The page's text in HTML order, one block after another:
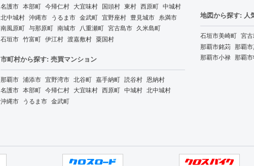
名護市 本部町 今帰仁村 大宜味村 国頭村 東村 西原町 中城村
北中城村 沖縄市 うるま市 金武町 宜野座村 豊見城市 糸満市
南風原町 与那原町 南城市 八重瀬町 宮古島市 久米島町
石垣市 竹富町 伊江村 渡嘉敷村 粟国村
市町村から探す: 売買マンション
那覇市 浦添市 宜野湾市 北谷町 嘉手納町 読谷村 恩納村
名護市 本部町 今帰仁村 大宜味村 西原町 中城村 北中城村
沖縄市 うるま市 金武町
地図から探す: 人
石垣市美崎町 宮
那覇市銘苅 那覇
那覇市小禄 那覇